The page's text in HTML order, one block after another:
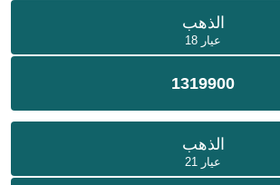
الذهب
عيار 18
1319900
الذهب
عيار 21